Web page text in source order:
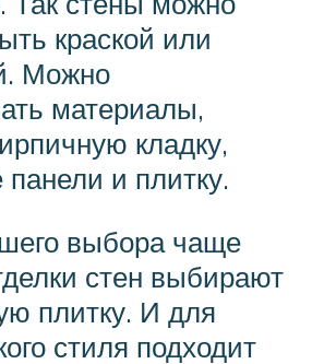
краской или
Можно
материалы,
кладку,
и плитку.
выбора чаще
стен выбирают
плитку. И для
стиля подходит